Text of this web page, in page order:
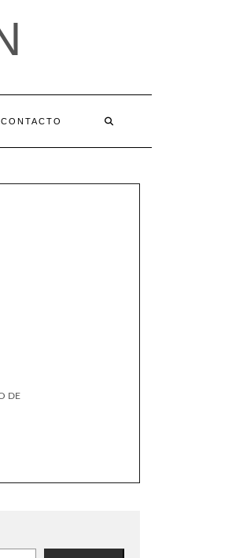
CONTACTO
DE